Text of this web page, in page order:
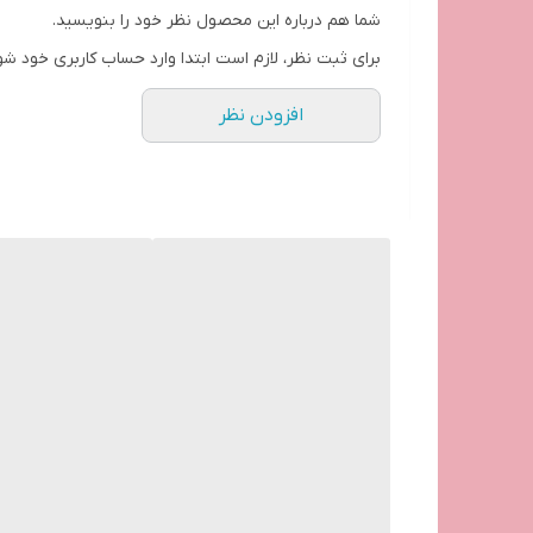
شما هم درباره این محصول نظر خود را بنویسید.
برای ثبت نظر، لازم است ابتدا وارد حساب کاربری خود
افزودن نظر